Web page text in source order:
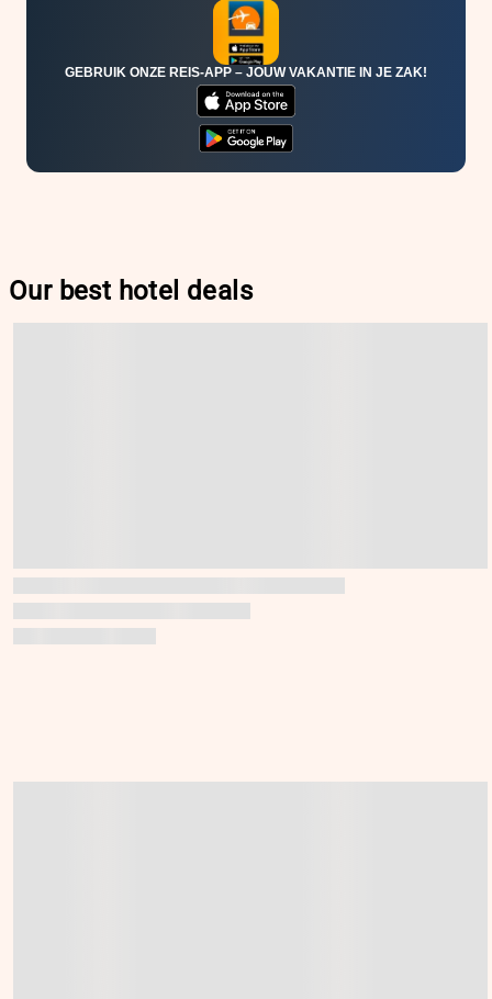
GEBRUIK ONZE REIS-APP – JOUW VAKANTIE IN JE ZAK!
Our best hotel deals